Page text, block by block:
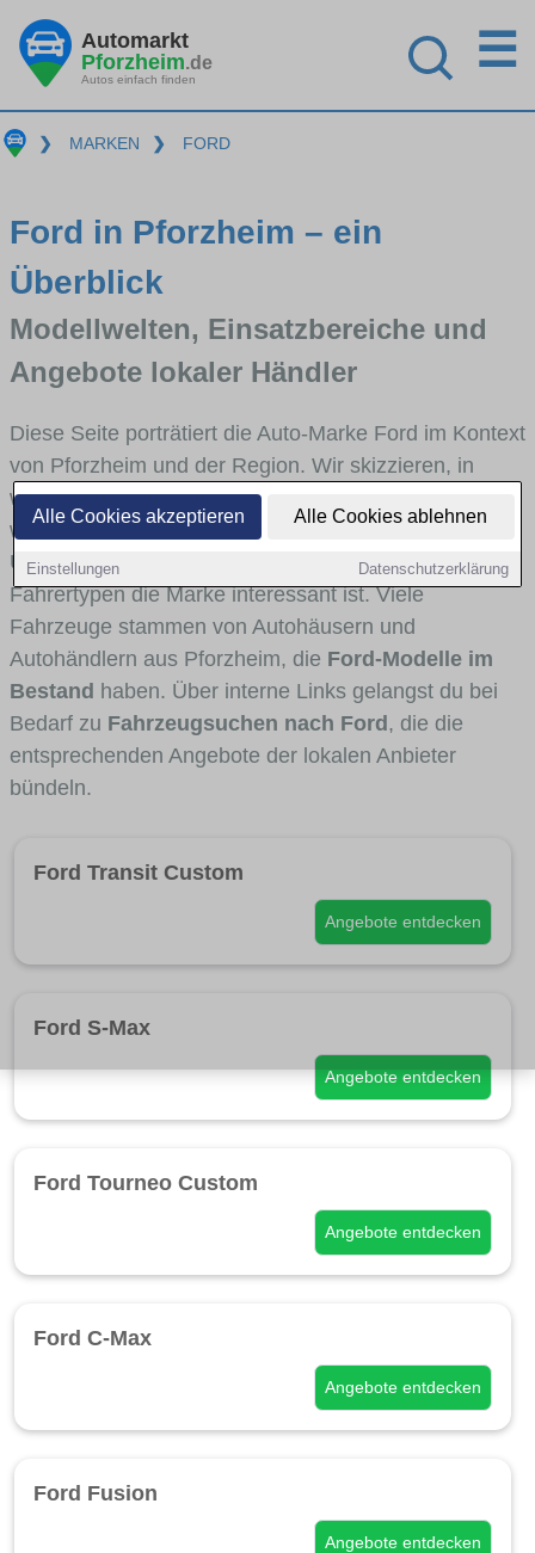
Alle Cookies akzeptieren Alle Cookies ablehnen
Einstellungen Datenschutzerklärung
Automarkt
Pforzheim.de
Autos einfach finden
☰
❯ MARKEN ❯ FORD
Ford in Pforzheim – ein
Überblick
Modellwelten, Einsatzbereiche und
Angebote lokaler Händler
Diese Seite porträtiert die Auto-Marke Ford im Kontext
von Pforzheim und der Region. Wir skizzieren, in
welchen Fahrzeugklassen Ford stark vertreten ist,
welche Modellreihen häufig im Stadt- und
Umlandverkehr zu sehen sind und für welche
Fahrertypen die Marke interessant ist. Viele
Fahrzeuge stammen von Autohäusern und
Autohändlern aus Pforzheim, die Ford-Modelle im
Bestand haben. Über interne Links gelangst du bei
Bedarf zu Fahrzeugsuchen nach Ford, die die
entsprechenden Angebote der lokalen Anbieter
bündeln.
Ford Transit Custom
Angebote entdecken
Ford S-Max
Angebote entdecken
Ford Tourneo Custom
Angebote entdecken
Ford C-Max
Angebote entdecken
Ford Fusion
Angebote entdecken